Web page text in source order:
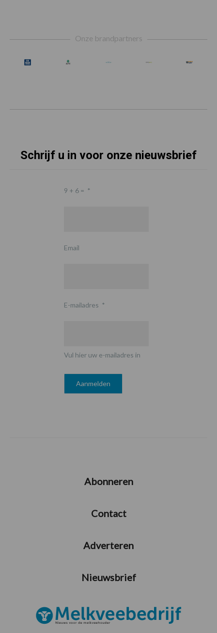
Onze brandpartners
Schrijf u in voor onze nieuwsbrief
9 + 6 = *
Email
E-mailadres *
Vul hier uw e-mailadres in
Abonneren
Contact
Adverteren
Nieuwsbrief